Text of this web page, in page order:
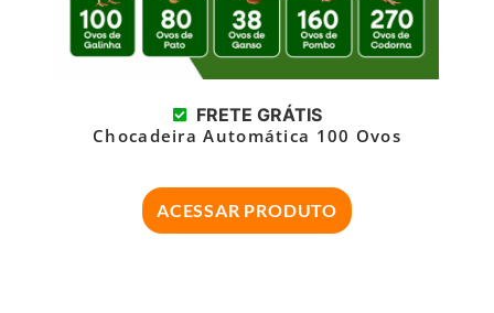
FRETE GRÁTIS
Chocadeira Automática 100 Ovos
ACESSAR PRODUTO